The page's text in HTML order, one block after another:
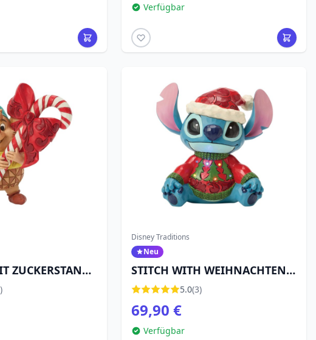
Verfügbar
ZUCKERSTANGE
Disney Traditions
Neu
STITCH WITH WEIHNACHTEN
SWULLER (LED) - DISNEY
TRADITIONS
5.0(3)
69,90 €
Verfügbar